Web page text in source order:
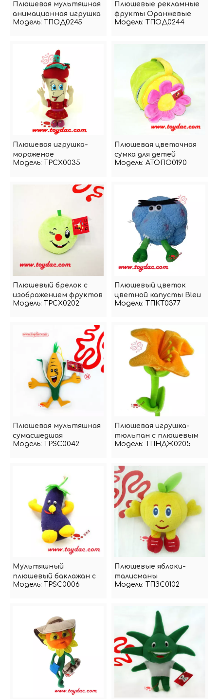
Плюшевая мультяшная
анимационная игрушка
с ароматом ананаса
Модель: ТПОД0245
Плюшевые рекламные
фрукты Оранжевые
фрукты
Модель: ТПОД0244
Плюшевая игрушка-
мороженое
Модель: TPCX0035
Плюшевая цветочная
сумка для детей
Модель: АТОПО0190
Плюшевый брелок с
изображением фруктов
и мультфильмов
Модель: TPCX0202
Плюшевый цветок
цветной капусты Bleu
Модель: ТПКТ0377
Плюшевая мультяшная
сумасшедшая
кукурузная игрушка
Модель: TPSC0042
Плюшевая игрушка-
тюльпан с плюшевым
цветком
Модель: ТПНДЖ0205
Мультяшный
плюшевый баклажан с
овощами,
Модель: TPSC0006
Плюшевые яблоки-
талисманы
Модель: ТПЗС0102